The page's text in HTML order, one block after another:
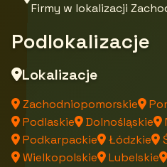
Firmy w lokalizacji
Podlokalizacje
Lokalizacje
Zachodniopomorskie
Podlaskie
Dolnośląskie
Podkarpackie
Łódzkie
Wielkopolskie
Lubelskie